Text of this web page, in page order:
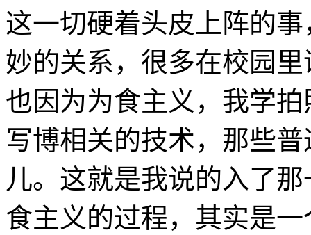
这一切硬着头皮上阵的
妙的关系，很多在校园
也因为为食主义，我学
写博相关的技术，那些
儿。这就是我说的入了
食主义的过程，其实是